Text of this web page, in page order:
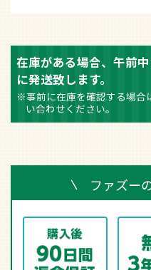
在庫がある場合、午前
に発送致します。
※事前に在庫を確認する場合
い合わせください。
ファズー